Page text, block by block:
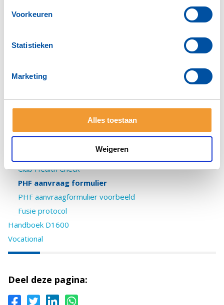
Voorkeuren
Statistieken
Marketing
Alles toestaan
Weigeren
International
Toolbox
Hoe tevreden zijn de leden over de club
Bedanknotitie spreker en uitnodiging sprekerspool
Club Health Check
PHF aanvraag formulier
PHF aanvraagformulier voorbeeld
Fusie protocol
Handboek D1600
Vocational
Deel deze pagina: